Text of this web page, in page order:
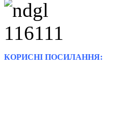
КОРИСНІ ПОСИЛАННЯ: